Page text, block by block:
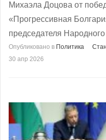
Михаэла Доцова от
«Прогрессивная
председателя
Опубликовано в Политика
30 апр 2026